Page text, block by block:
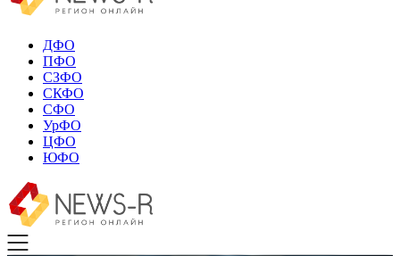
ДФО
ПФО
СЗФО
СКФО
СФО
УрФО
ЦФО
ЮФО